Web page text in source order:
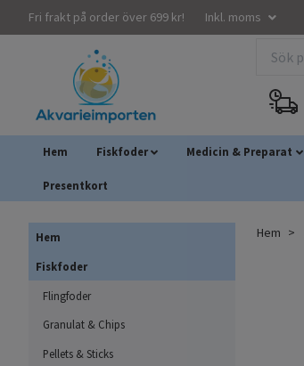
Fri frakt på order över 699 kr! Inkl. moms
Hem Fiskfoder Medicin & Preparat
Presentkort
Hem
Fiskfoder
Flingfoder
Granulat & Chips
Pellets & Sticks
Hem